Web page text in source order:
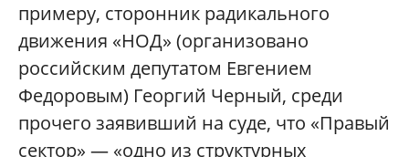
примеру, сторонник радикального
движения «НОД» (организовано
российским депутатом Евгением
Федоровым) Георгий Черный, среди
прочего заявивший на суде, что «Правый
сектор» — «одно из структурных